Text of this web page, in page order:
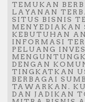
TEMUKAN
LAYANAN
SITUS BISNIS
MENYEDIAKAN
KEBUTUHAN
INFORMASI
PELUANG
DENGAN
TINGKATKAN
BERBAGAI
TAWARKAN.
DAN JADIKAN